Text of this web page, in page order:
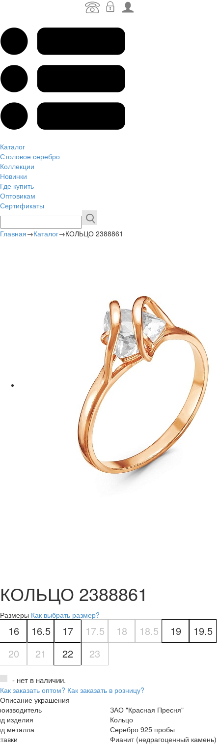
Каталог
Столовое серебро
Коллекции
Новинки
Где купить
Оптовикам
Сертификаты
Главная→Каталог→КОЛЬЦО 2388861
КОЛЬЦО 2388861
Размеры Как выбрать размер?
16 16.5 17 17.5 18 18.5 19
19.5
20
21 22 23
- нет в наличии.
Как заказать оптом? Как заказать в розницу?
Описание украшения
ЗАО "Красная Пресня"
изделия
Кольцо
металла
Серебро 925 пробы
Фианит (недрагоценный камень)